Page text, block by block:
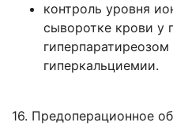
контроль уровня
сыворотке крови у
гиперкальциемии.
16. Предоперационное